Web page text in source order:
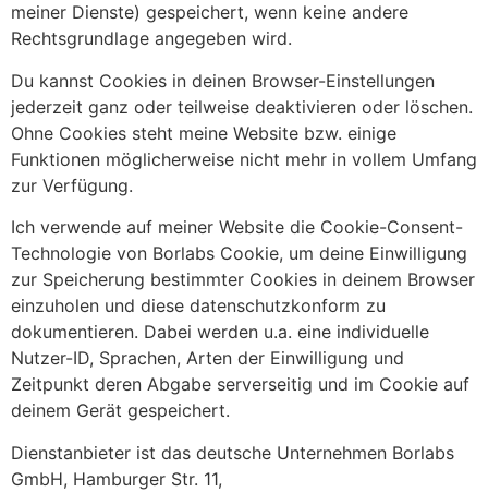
meiner Dienste) gespeichert, wenn keine andere
Rechtsgrundlage angegeben wird.
Du kannst Cookies in deinen Browser-Einstellungen
jederzeit ganz oder teilweise deaktivieren oder löschen.
Ohne Cookies steht meine Website bzw. einige
Funktionen möglicherweise nicht mehr in vollem Umfang
zur Verfügung.
Ich verwende auf meiner Website die Cookie-Consent-
Technologie von Borlabs Cookie, um deine Einwilligung
zur Speicherung bestimmter Cookies in deinem Browser
einzuholen und diese datenschutzkonform zu
dokumentieren. Dabei werden u.a. eine individuelle
Nutzer-ID, Sprachen, Arten der Einwilligung und
Zeitpunkt deren Abgabe serverseitig und im Cookie auf
deinem Gerät gespeichert.
Dienstanbieter ist das deutsche Unternehmen Borlabs
GmbH, Hamburger Str. 11,